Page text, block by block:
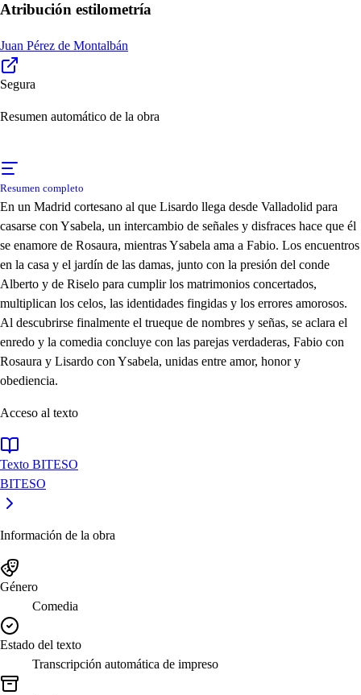
Atribución estilometría
Juan Pérez de Montalbán
Segura
Resumen automático de la obra
Resumen completo
En un Madrid cortesano al que Lisardo llega desde Valladolid para
casarse con Ysabela, un intercambio de señales y disfraces hace que él
se enamore de Rosaura, mientras Ysabela ama a Fabio. Los encuentros
en la casa y el jardín de las damas, junto con la presión del conde
Alberto y de Riselo para cumplir los matrimonios concertados,
multiplican los celos, las identidades fingidas y los errores amorosos.
Al descubrirse finalmente el trueque de nombres y señas, se aclara el
enredo y la comedia concluye con las parejas verdaderas, Fabio con
Rosaura y Lisardo con Ysabela, unidas entre amor, honor y
obediencia.
Acceso al texto
Texto BITESO
BITESO
Información de la obra
Género
Comedia
Estado del texto
Transcripción automática de impreso